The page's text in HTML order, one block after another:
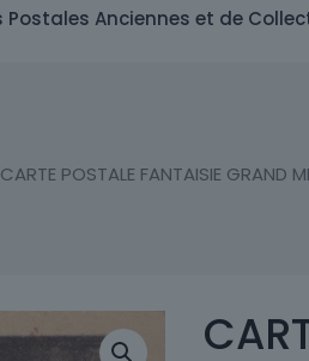
Postales Anciennes et de
CARTE POSTALE FANTAISIE GRAND